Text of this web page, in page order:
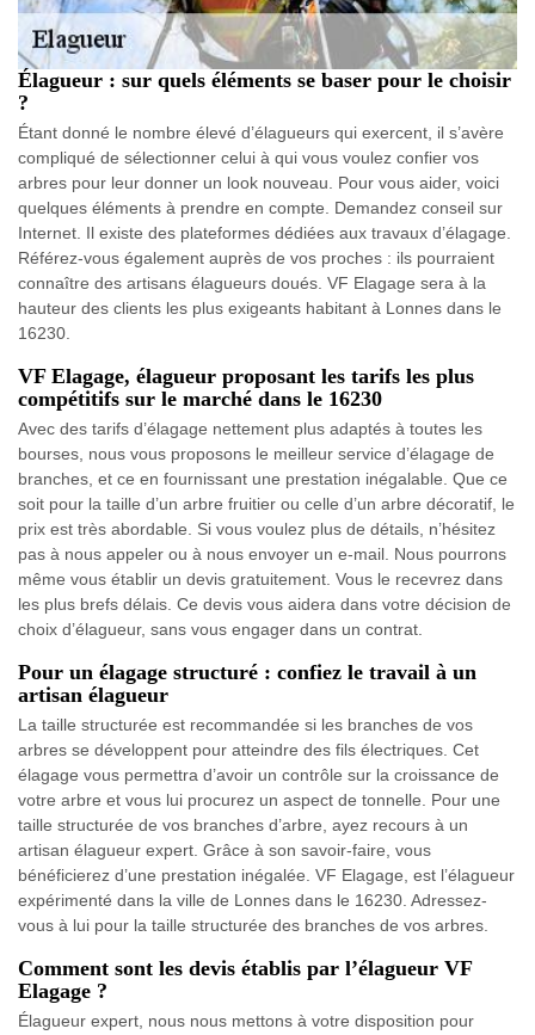
Élagueur : sur quels éléments se baser pour le choisir
?
Étant donné le nombre élevé d’élagueurs qui exercent, il s’avère
compliqué de sélectionner celui à qui vous voulez confier vos
arbres pour leur donner un look nouveau. Pour vous aider, voici
quelques éléments à prendre en compte. Demandez conseil sur
Internet. Il existe des plateformes dédiées aux travaux d’élagage.
Référez-vous également auprès de vos proches : ils pourraient
connaître des artisans élagueurs doués. VF Elagage sera à la
hauteur des clients les plus exigeants habitant à Lonnes dans le
16230.
VF Elagage, élagueur proposant les tarifs les plus
compétitifs sur le marché dans le 16230
Avec des tarifs d’élagage nettement plus adaptés à toutes les
bourses, nous vous proposons le meilleur service d’élagage de
branches, et ce en fournissant une prestation inégalable. Que ce
soit pour la taille d’un arbre fruitier ou celle d’un arbre décoratif, le
prix est très abordable. Si vous voulez plus de détails, n’hésitez
pas à nous appeler ou à nous envoyer un e-mail. Nous pourrons
même vous établir un devis gratuitement. Vous le recevrez dans
les plus brefs délais. Ce devis vous aidera dans votre décision de
choix d’élagueur, sans vous engager dans un contrat.
Pour un élagage structuré : confiez le travail à un
artisan élagueur
La taille structurée est recommandée si les branches de vos
arbres se développent pour atteindre des fils électriques. Cet
élagage vous permettra d’avoir un contrôle sur la croissance de
votre arbre et vous lui procurez un aspect de tonnelle. Pour une
taille structurée de vos branches d’arbre, ayez recours à un
artisan élagueur expert. Grâce à son savoir-faire, vous
bénéficierez d’une prestation inégalée. VF Elagage, est l’élagueur
expérimenté dans la ville de Lonnes dans le 16230. Adressez-
vous à lui pour la taille structurée des branches de vos arbres.
Comment sont les devis établis par l’élagueur VF
Elagage ?
Élagueur expert, nous nous mettons à votre disposition pour